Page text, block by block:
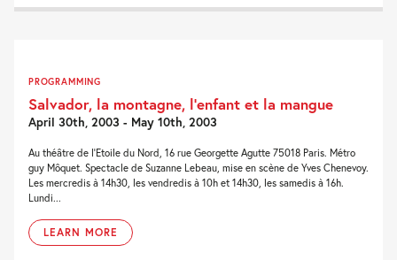
PROGRAMMING
Salvador, la montagne, l’enfant et la mangue
April 30th, 2003 - May 10th, 2003
Au théâtre de l'Etoile du Nord, 16 rue Georgette Agutte 75018 Paris. Métro
guy Môquet. Spectacle de Suzanne Lebeau, mise en scène de Yves Chenevoy.
Les mercredis à 14h30, les vendredis à 10h et 14h30, les samedis à 16h.
Lundi...
LEARN MORE